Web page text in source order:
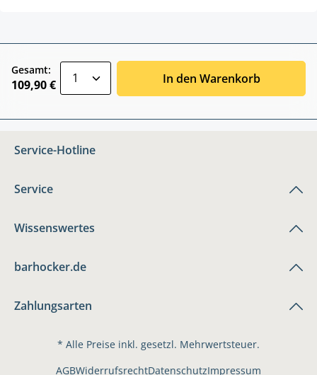
Gesamt:
109,90 € In den Warenkorb
Service-Hotline
Service
Wissenswertes
barhocker.de
Zahlungsarten
* Alle Preise inkl. gesetzl. Mehrwertsteuer.
AGBWiderrufsrechtDatenschutzImpressum